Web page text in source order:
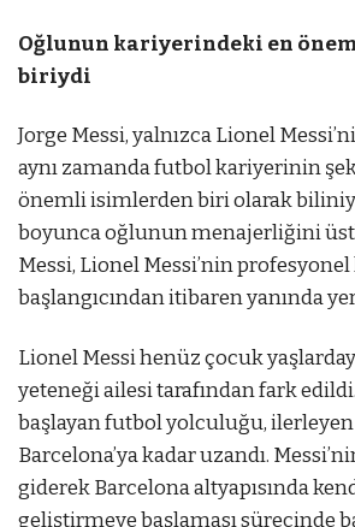
Oğlunun kariyerindeki en
biriydi
Jorge Messi, yalnızca Lionel
aynı zamanda futbol kariyerinin
önemli isimlerden biri olarak
boyunca oğlunun menajerliğini
Messi, Lionel Messi’nin
başlangıcından itibaren yanında yer
Lionel Messi henüz çocuk
yeteneği ailesi tarafından fark
başlayan futbol yolculuğu, ilerleyen
Barcelona’ya kadar uzandı.
giderek Barcelona altyapısında
geliştirmeye başlaması sürecinde